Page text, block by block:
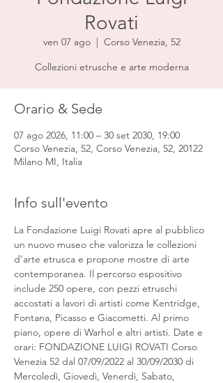
Rovati
ven 07 ago
  |
Corso Venezia, 52
Collezioni etrusche e arte moderna
Orario & Sede
07 ago 2026, 11:00 – 30 set 2030, 19:00
Corso Venezia, 52, Corso Venezia, 52, 20122
Milano MI, Italia
Info sull'evento
La Fondazione Luigi Rovati apre al pubblico
un nuovo museo che valorizza le collezioni
d’arte etrusca e propone mostre di arte
contemporanea. Il percorso espositivo
include 250 opere, con pezzi etruschi
accostati a lavori di artisti come Kentridge,
Fontana, Picasso e Giacometti. Al primo
piano, opere di Warhol e altri artisti. Date e
orari: FONDAZIONE LUIGI ROVATI Corso
Venezia 52 dal 07/09/2022 al 30/09/2030 di
Mercoledì, Giovedì, Venerdì, Sabato,